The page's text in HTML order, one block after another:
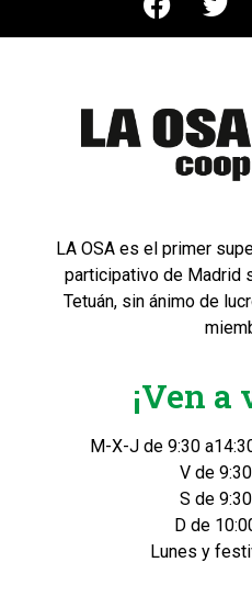
LA OSA es el primer
participativo de Madrid
Tetuán, sin ánimo de
¡Ven a
M-X-J de 9:30
V de
S de
D de
Lunes y